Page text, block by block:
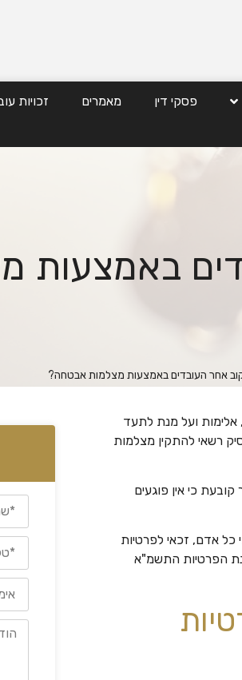
פסקי דין מאמרים זכויות
באמצעות
אחר העובדים באמצעות מצלמות אבטחה?
ועל מנת לתעד
רשאי להתקין מצלמות
האדם וחירותו אשר קובעת כי אין פוגעים
אשר קובע, כי כל אדם, זכאי לפרטיות
היחיד של האדם, שלא בהסכמתו. על פי סעיף 2{3} לחוק הגנת הפרטיות התשמ"א